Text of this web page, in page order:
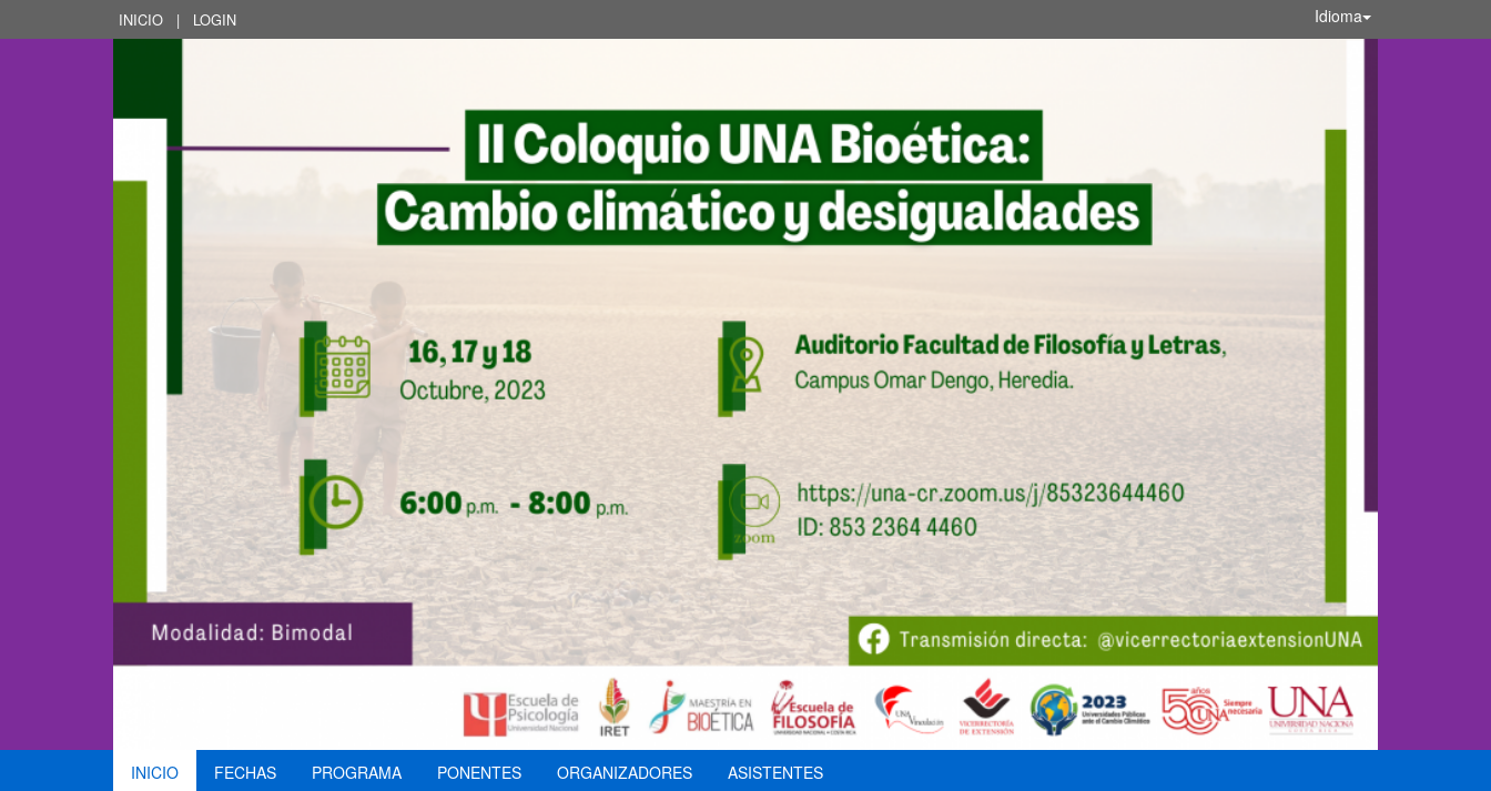
INICIO | LOGIN Idioma
INICIO FECHAS PROGRAMA PONENTES ORGANIZADORES ASISTENTES